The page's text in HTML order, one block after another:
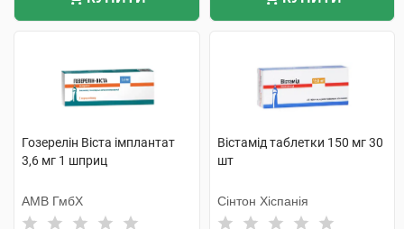
Гозерелін Віста імплантат
3,6 мг 1 шприц
АМВ ГмбХ
Вістамід таблетки 150 мг 30
шт
Сінтон Хіспанія